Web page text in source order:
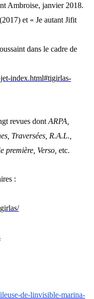
Ambroise, janvier 2018.
et « Je autant Jifit
dans le cadre de
index.html#tigirlas-
revues dont ARPA,
Traversées, R.A.L.,
première, Verso, etc.
:
de-linvisible-marina-